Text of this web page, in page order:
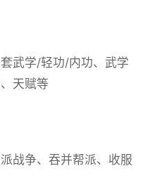
武学/轻功/内功、武学
天赋等
战争、吞并帮派、收服